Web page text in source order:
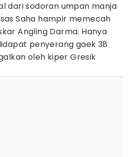
dari sodoran umpan manja
Saha hampir memecah
Angling Darma. Hanya
penyerang gaek 38
oleh kiper Gresik